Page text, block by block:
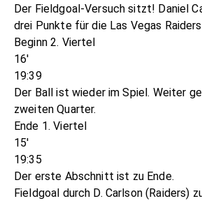
Der Fieldgoal-Versuch sitzt! Daniel
drei Punkte für die Las Vegas
Beginn 2. Viertel
16'
19:39
Der Ball ist wieder im Spiel. Weiter
zweiten Quarter.
Ende 1. Viertel
15'
19:35
Der erste Abschnitt ist zu Ende.
Fieldgoal durch D. Carlson (Raiders)